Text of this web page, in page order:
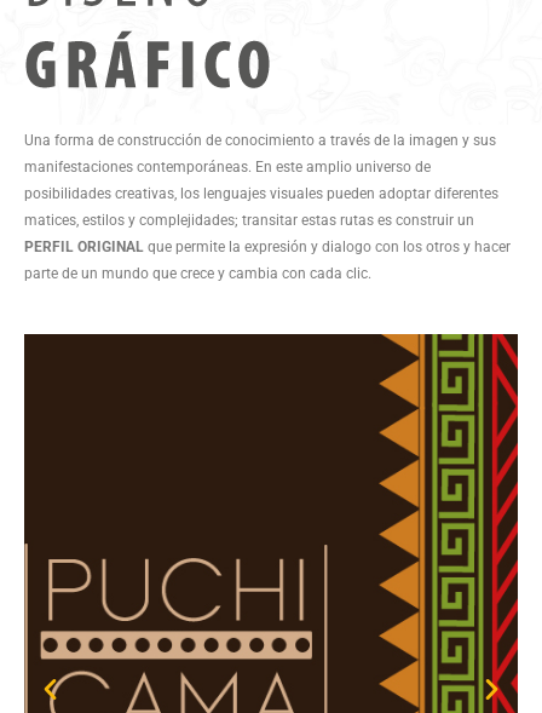
Una forma de construcción de conocimiento a través de la imagen y sus
manifestaciones contemporáneas. En este amplio universo de
posibilidades creativas, los lenguajes visuales pueden adoptar diferentes
matices, estilos y complejidades; transitar estas rutas es construir un
PERFIL ORIGINAL que permite la expresión y dialogo con los otros y hacer
parte de un mundo que crece y cambia con cada clic.